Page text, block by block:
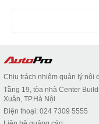
Chịu trách nhiệm quản lý nội
Tầng 19, tòa nhà Center
Xuân, TP.Hà Nội
Điện thoại: 024 7309 5555